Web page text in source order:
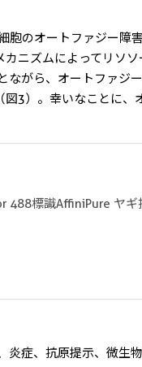
胞のオートファジー障
ニズムによってリソ
ながら、オートファジ
3）。幸いなことに、
標識AffiniPure ヤギ
炎症、抗原提示、微生